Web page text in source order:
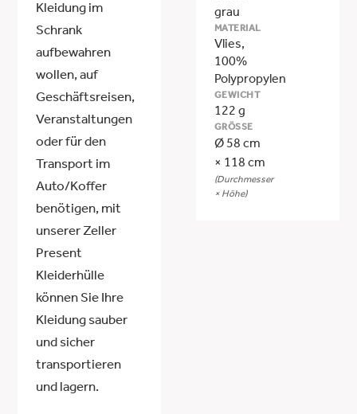
Kleidung im
Schrank
aufbewahren
wollen, auf
Geschäftsreisen,
Veranstaltungen
oder für den
Transport im
Auto/Koffer
benötigen, mit
unserer Zeller
Present
Kleiderhülle
können Sie Ihre
Kleidung sauber
und sicher
transportieren
und lagern.
grau
MATERIAL
Vlies,
100%
Polypropylen
GEWICHT
122 g
GRÖSSE
Ø 58 cm
× 118 cm
(Durchmesser
× Höhe)